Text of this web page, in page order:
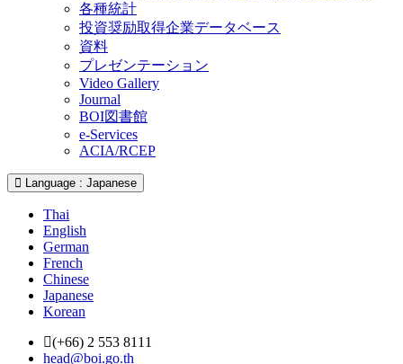
各種統計
投資奨励取得企業データベース
資料
プレゼンテーション
Video Gallery
Journal
BOI図書館
e-Services
ACIA/RCEP
Language : Japanese
Thai
English
German
French
Chinese
Japanese
Korean
(+66) 2 553 8111
head@boi.go.th